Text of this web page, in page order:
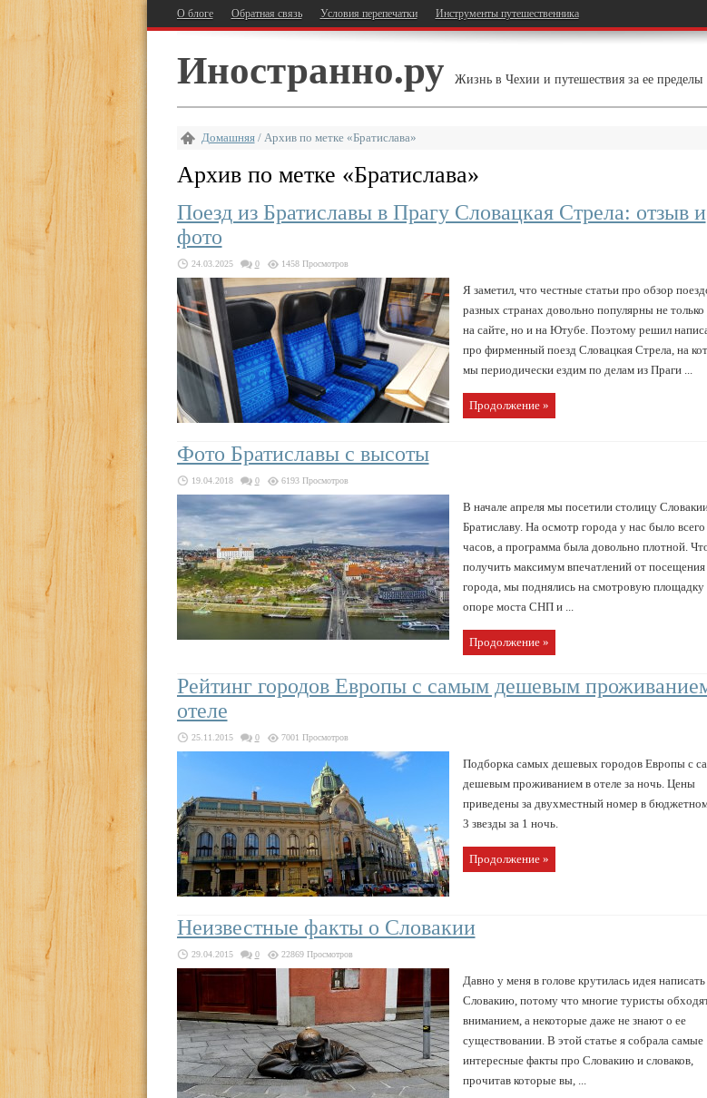
О блоге Обратная связь Условия перепечатки Инструменты путешественника
Иностранно.ру Жизнь в Чехии и путешествия за ее пределы
Домашняя/ Архив по метке «Братислава»
Архив по метке «Братислава»
Поезд из Братиславы в Прагу Словацкая Стрела: отзыв и
фото
24.03.2025 0 1458 Просмотров
Я заметил, что честные статьи про обзор
разных странах довольно популярны не только
на сайте, но и на Ютубе. Поэтому решил
про фирменный поезд Словацкая Стрела, на
мы периодически ездим по делам из Праги ...
Продолжение »
Фото Братиславы с высоты
19.04.2018 0 6193 Просмотров
В начале апреля мы посетили столицу
Братиславу. На осмотр города у нас было всего
часов, а программа была довольно плотной.
получить максимум впечатлений от посещения
города, мы поднялись на смотровую площадку
опоре моста СНП и ...
Продолжение »
Рейтинг городов Европы с самым дешевым
отеле
25.11.2015 0 7001 Просмотров
Подборка самых дешевых городов Европы с
дешевым проживанием в отеле за ночь. Цены
приведены за двухместный номер в
3 звезды за 1 ночь.
Продолжение »
Неизвестные факты о Словакии
29.04.2015 0 22869 Просмотров
Давно у меня в голове крутилась идея
Словакию, потому что многие туристы
вниманием, а некоторые даже не знают о ее
существовании. В этой статье я собрала самые
интересные факты про Словакию и словаков,
прочитав которые вы, ...